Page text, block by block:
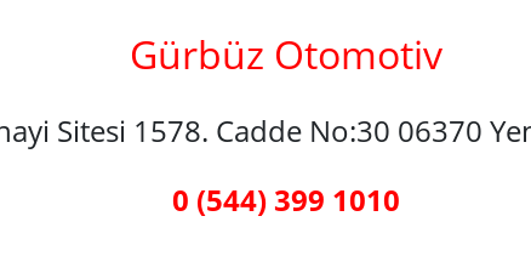
Gürbüz Otomotiv
Sitesi 1578. Cadde No:30 06370
0 (544) 399 1010